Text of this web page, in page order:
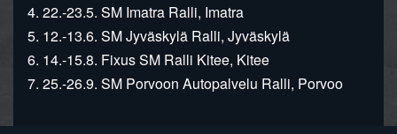
4. 22.-23.5. SM Imatra Ralli, Imatra
5. 12.-13.6. SM Jyväskylä Ralli, Jyväskylä
6. 14.-15.8. Fixus SM Ralli Kitee, Kitee
7. 25.-26.9. SM Porvoon Autopalvelu Ralli, Porvoo